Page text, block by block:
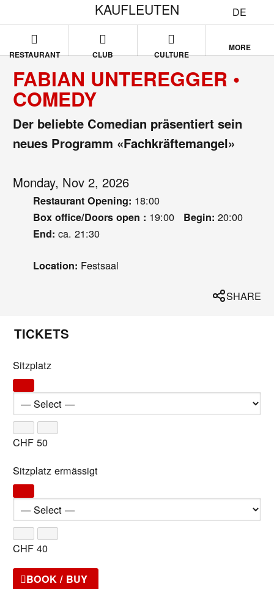
DE
KAUFLEUTEN
RESTAURANT CLUB CULTURE
MORE
FABIAN UNTEREGGER •
COMEDY
Der beliebte Comedian präsentiert sein
neues Programm «Fachkräftemangel»
Monday, Nov 2, 2026
Restaurant Opening: 18:00
Box office/Doors open : 19:00 Begin: 20:00
End: ca. 21:30
Location: Festsaal
SHARE
TICKETS
Sitzplatz
CHF 50
Sitzplatz ermässigt
CHF 40
BOOK / BUY